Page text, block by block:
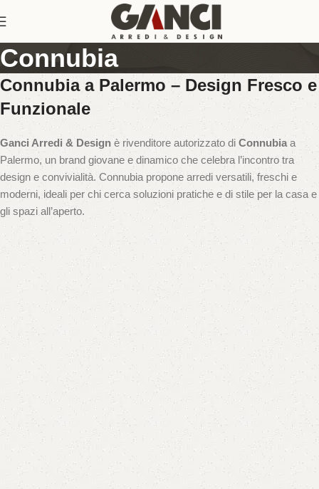
Connubia
Connubia a Palermo – Design Fresco e
Funzionale
Ganci Arredi & Design è rivenditore autorizzato di Connubiaa
Palermo, un brand giovane e dinamico che celebra l’incontro tra
design e convivialità. Connubia propone arredi versatili, freschi e
moderni, ideali per chi cerca soluzioni pratiche e di stile per la casa e
gli spazi all’aperto.